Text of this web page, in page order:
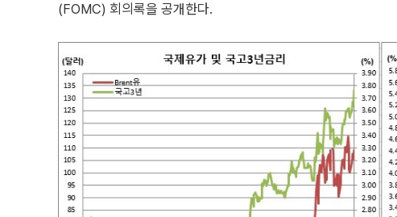
(FOMC) 회의록을 공개한다.